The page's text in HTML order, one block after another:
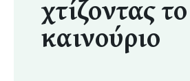
χτίζοντας το
καινούριο​